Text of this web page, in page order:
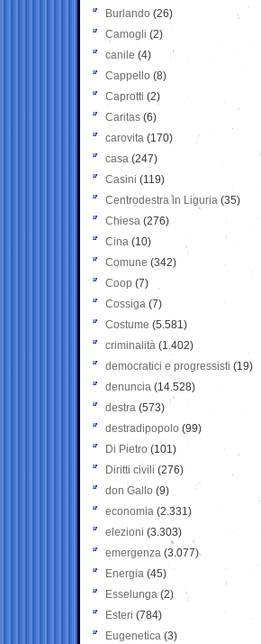
Burlando (26)
Camogli (2)
canile (4)
Cappello (8)
Caprotti (2)
Caritas (6)
carovita (170)
casa (247)
Casini (119)
Centrodestra in Liguria (35)
Chiesa (276)
Cina (10)
Comune (342)
Coop (7)
Cossiga (7)
Costume (5.581)
criminalità (1.402)
democratici e progressisti (19)
denuncia (14.528)
destra (573)
destradipopolo (99)
Di Pietro (101)
Diritti civili (276)
don Gallo (9)
economia (2.331)
elezioni (3.303)
emergenza (3.077)
Energia (45)
Esselunga (2)
Esteri (784)
Eugenetica (3)